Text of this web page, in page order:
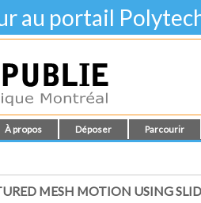
au portail
À propos Déposer Parcourir
MESH MOTION USING